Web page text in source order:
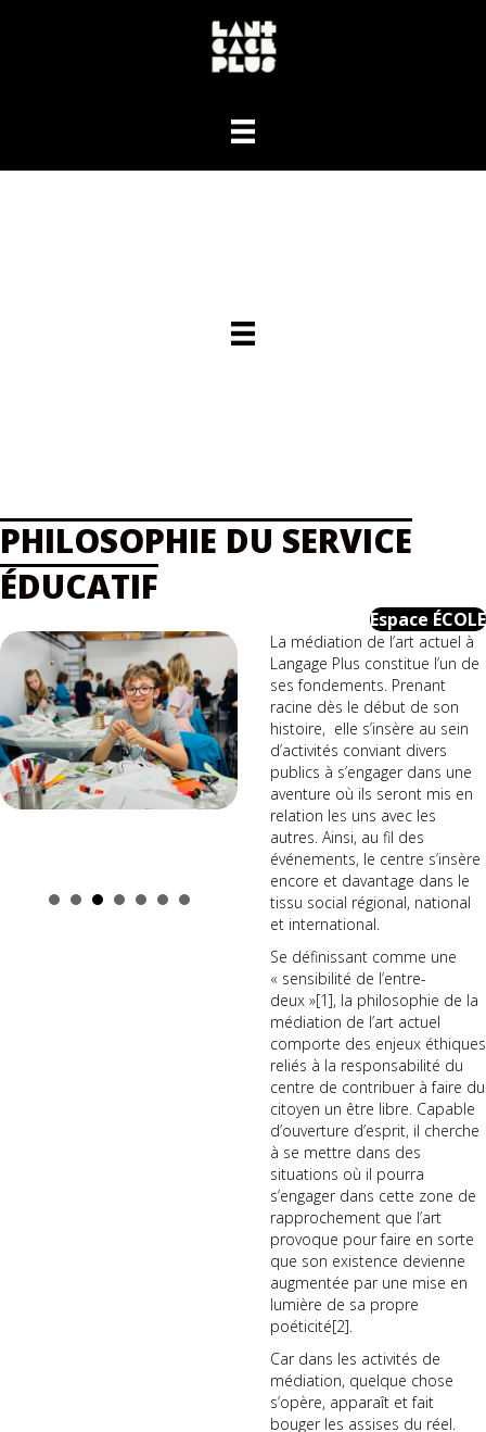
PHILOSOPHIE DU SERVICE
ÉDUCATIF
Espace ÉCOLE
La médiation de l’art actuel à
Langage Plus constitue l’un de
ses fondements. Prenant
racine dès le début de son
histoire, elle s’insère au sein
d’activités conviant divers
publics à s’engager dans une
aventure où ils seront mis en
relation les uns avec les
autres. Ainsi, au fil des
événements, le centre s’insère
encore et davantage dans le
tissu social régional, national
et international.
Se définissant comme une
« sensibilité de l’entre-
deux »[1], la philosophie de la
médiation de l’art actuel
comporte des enjeux éthiques
reliés à la responsabilité du
centre de contribuer à faire du
citoyen un être libre. Capable
d’ouverture d’esprit, il cherche
à se mettre dans des
situations où il pourra
s’engager dans cette zone de
rapprochement que l’art
provoque pour faire en sorte
que son existence devienne
augmentée par une mise en
lumière de sa propre
poéticité[2].
Car dans les activités de
médiation, quelque chose
s’opère, apparaît et fait
bouger les assises du réel.